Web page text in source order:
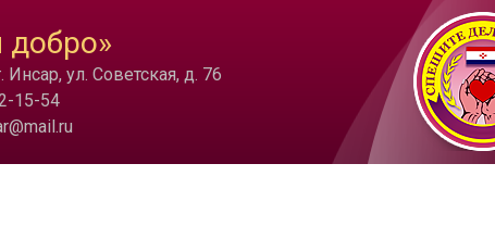
Ч/б 🔊 Включить озвучивание
ул. Советская, д. 76
15-54